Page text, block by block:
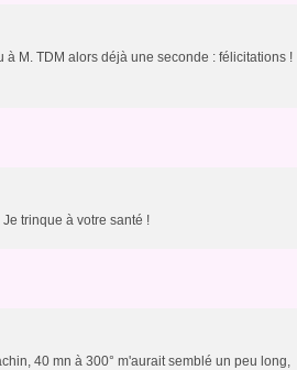
M. TDM alors déjà une seconde : félicitations !
trinque à votre santé !
40 mn à 300° m'aurait semblé un peu long,